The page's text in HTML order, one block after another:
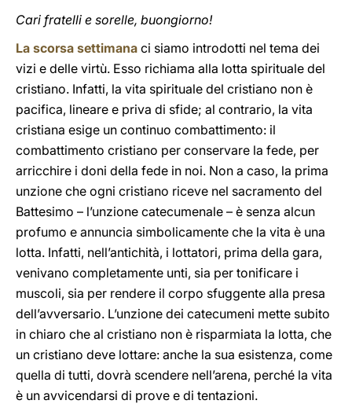
Cari fratelli e sorelle, buongiorno!
La scorsa settimana ci siamo introdotti nel tema dei
vizi e delle virtù. Esso richiama alla lotta spirituale del
cristiano. Infatti, la vita spirituale del cristiano non è
pacifica, lineare e priva di sfide; al contrario, la vita
cristiana esige un continuo combattimento: il
combattimento cristiano per conservare la fede, per
arricchire i doni della fede in noi. Non a caso, la prima
unzione che ogni cristiano riceve nel sacramento del
Battesimo – l’unzione catecumenale – è senza alcun
profumo e annuncia simbolicamente che la vita è una
lotta. Infatti, nell’antichità, i lottatori, prima della gara,
venivano completamente unti, sia per tonificare i
muscoli, sia per rendere il corpo sfuggente alla presa
dell’avversario. L’unzione dei catecumeni mette subito
in chiaro che al cristiano non è risparmiata la lotta, che
un cristiano deve lottare: anche la sua esistenza, come
quella di tutti, dovrà scendere nell’arena, perché la vita
è un avvicendarsi di prove e di tentazioni.